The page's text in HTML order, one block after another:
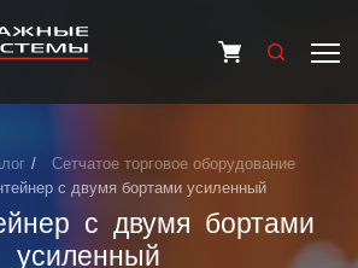
Сетчатое торговое оборудование
с двумя бортами усиленный
с двумя бортами
усиленный